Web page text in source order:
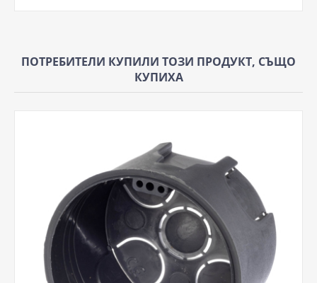
ПОТРЕБИТЕЛИ КУПИЛИ ТОЗИ ПРОДУКТ, СЪЩО
КУПИХА